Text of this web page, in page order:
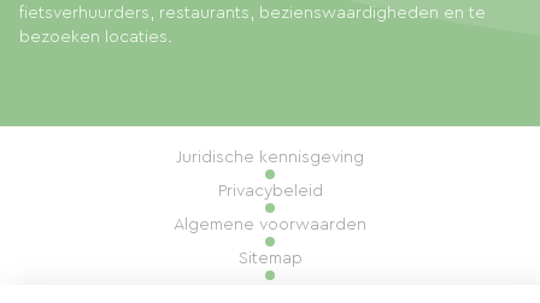
fietsverhuurders, restaurants, bezienswaardigheden en te
bezoeken locaties.
Juridische kennisgeving
Privacybeleid
Algemene voorwaarden
Sitemap